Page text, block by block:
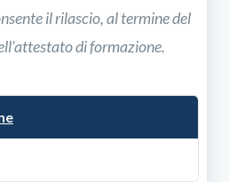
il rilascio, al termine del
di formazione.